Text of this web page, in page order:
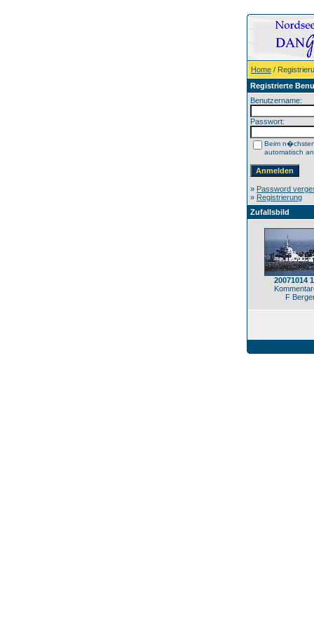
Home /
Registrierte
Benutzername:
Passwort:
Beim
automatisch
» Password
» Registrierung
Zufallsbild
20071014
F